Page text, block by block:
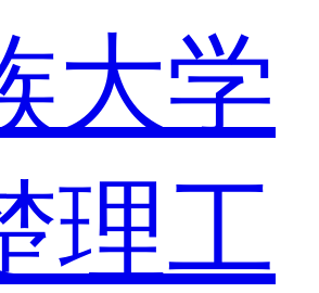
大学
理工